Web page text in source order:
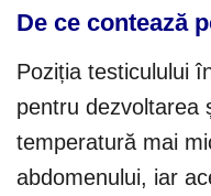
De ce contează
Poziția testiculului
pentru dezvoltarea
temperatură mai
abdomenului, iar